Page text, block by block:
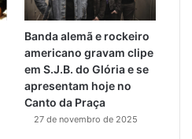
Banda alemã e rockeiro
americano gravam clipe
em S.J.B. do Glória e se
apresentam hoje no
Canto da Praça
27 de novembro de 2025